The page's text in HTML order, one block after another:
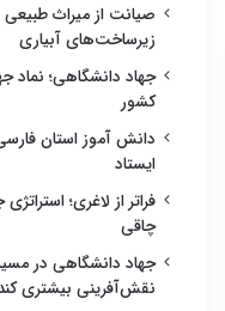
صیانت از میراث
زیرساخت‌های آبیاری
جهاد دانشگاهی؛ نماد
کشور
دانش آموز استان
ایستاد
فراتر از لاغری؛
چاقی
جهاد دانشگاهی در
نقش‌آفرینی بیشتری